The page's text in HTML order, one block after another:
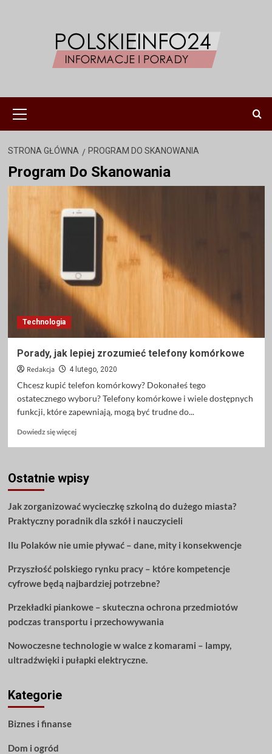
główne
STRONA GŁÓWNA PROGRAM DO SKANOWANIA
Program Do Skanowania
Technologia
Porady, jak lepiej zrozumieć telefony komórkowe
Redakcja 4 lutego, 2020
Chcesz kupić telefon komórkowy? Dokonałeś tego
ostatecznego wyboru? Telefony komórkowe i wiele dostępnych
funkcji, które zapewniają, mogą być trudne do...
Dowiedz się więcejDowiedz
Porady,
jak
zrozumieć
telefony
Ostatnie wpisy
Jak zorganizować wycieczkę szkolną do dużego miasta?
Praktyczny poradnik dla szkół i nauczycieli
Ilu Polaków nie umie pływać – dane, mity i konsekwencje
Przyszłość polskiego rynku pracy – które kompetencje
cyfrowe będą najbardziej potrzebne?
Przekładki piankowe – skuteczna ochrona przedmiotów
podczas transportu i przechowywania
Nowoczesne technologie w walce z komarami – lampy,
ultradźwięki i pułapki elektryczne.
Kategorie
Biznes i finanse
Dom i ogród